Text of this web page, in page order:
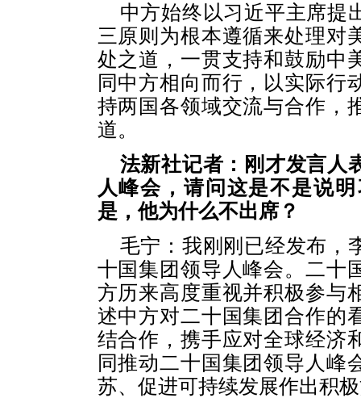
中方始终以习近平主席提
三原则为根本遵循来处理对
处之道，一贯支持和鼓励中
同中方相向而行，以实际行
持两国各领域交流与合作，
道。
法新社记者：刚才发言人
人峰会，请问这是不是说
是，他为什么不出席？
毛宁：我刚刚已经发布，
十国集团领导人峰会。二十
方历来高度重视并积极参与
述中方对二十国集团合作的
结合作，携手应对全球经济
同推动二十国集团领导人峰
苏、促进可持续发展作出积